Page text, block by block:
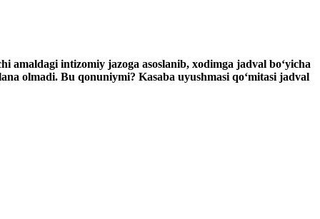
amaldagi intizomiy jazoga asoslanib, хodimga jadval boʻyicha
olmadi. Bu qonuniymi? Kasaba uyushmasi qoʻmitasi jadval